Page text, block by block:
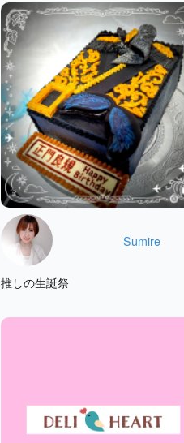
Sumire
推しの生誕祭